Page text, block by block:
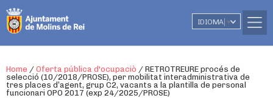
IDIOMA ▼
Home / Oferta pública d'ocupaciò / RETROTREURE procés de
selecció (10/2018/PROSE), per mobilitat interadministrativa de
tres places d’agent, grup C2, vacants a la plantilla de personal
funcionari OPO 2017 (exp 24/2025/PROSE)